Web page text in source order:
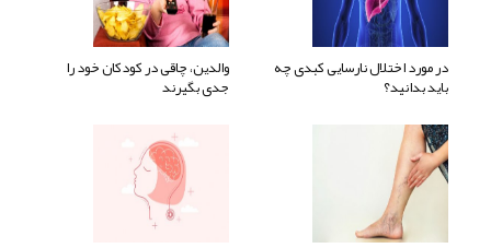
در مورد اختلال نارسایی کبدی چه
باید بدانید؟
والدین، چاقی در کودکان خود را
جدی بگیرند